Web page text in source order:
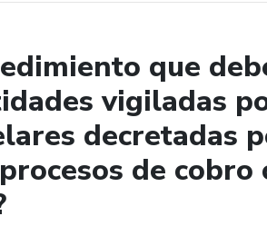
que
vigiladas
decretadas
de cobro